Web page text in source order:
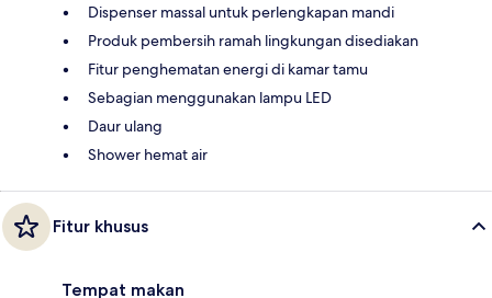
Dispenser massal untuk perlengkapan mandi
Produk pembersih ramah lingkungan disediakan
Fitur penghematan energi di kamar tamu
Sebagian menggunakan lampu LED
Daur ulang
Shower hemat air
Fitur khusus
Tempat makan